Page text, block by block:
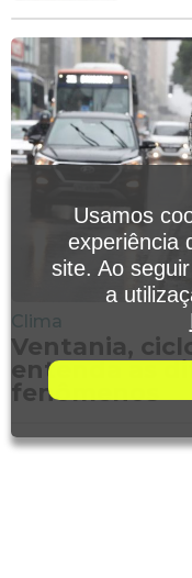
Clima
Ventania,
entenda as
fenômenos
Usamos
experiência
site. Ao
a